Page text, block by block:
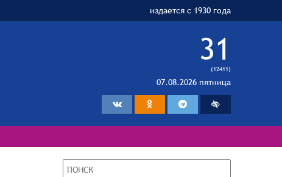
издается с 1930 года
31
(12411)
07.08.2026 пятница